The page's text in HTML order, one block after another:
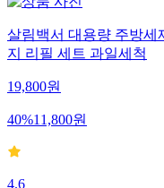
살림백서 대용량 주방세
지 리필 세트 과일세척
19,800원
40%11,800원